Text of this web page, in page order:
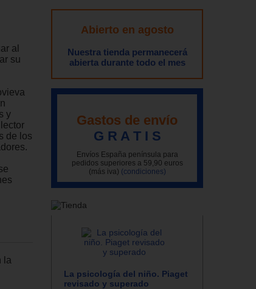
al
su
y
de los
la
Abierto en agosto
Nuestra tienda permanecerá
abierta durante todo el mes
Gastos de envío
G R A T I S
Envíos España península para
pedidos superiores a 59,90 euros
(más iva) (condiciones)
La psicología del niño. Piaget
revisado y superado